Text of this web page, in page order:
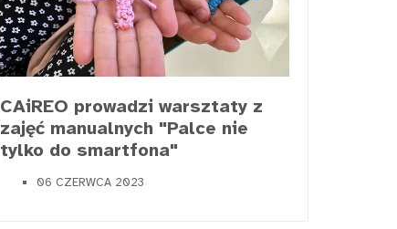
CAiREO prowadzi warsztaty z
zajęć manualnych "Palce nie
tylko do smartfona"
06 CZERWCA 2023